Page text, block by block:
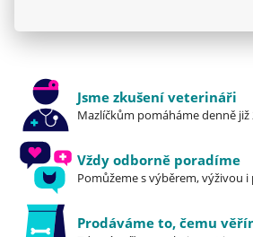
Jsme zkušení veterináři
Mazlíčkům pomáháme denně již
Vždy odborně poradíme
Pomůžeme s výběrem, výživou
Prodáváme to, čemu